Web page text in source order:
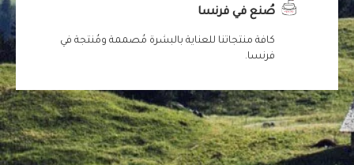
صُنع في فرنسا
كافة منتجاتنا للعناية بالبشرة مُصممة ومُنتجة في
فرنسا.